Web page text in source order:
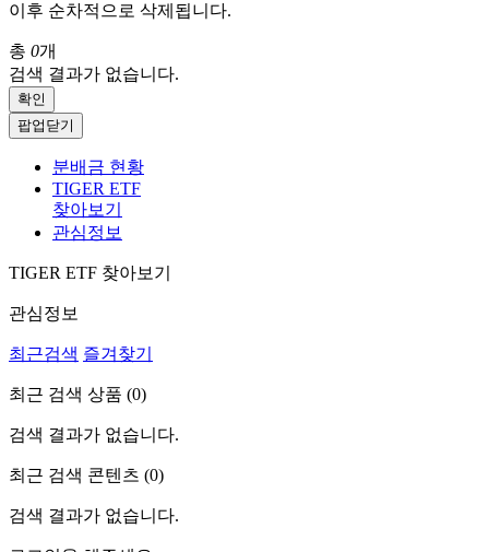
이후 순차적으로 삭제됩니다.
총 0개
검색 결과가 없습니다.
확인
팝업닫기
분배금 현황
TIGER ETF
찾아보기
관심정보
TIGER ETF 찾아보기
관심정보
최근검색 즐겨찾기
최근 검색 상품 (0)
검색 결과가 없습니다.
최근 검색 콘텐츠 (0)
검색 결과가 없습니다.